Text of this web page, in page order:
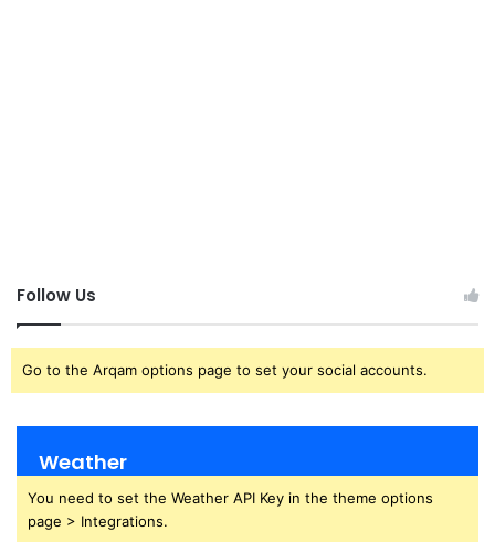
Follow Us
Go to the Arqam options page to set your social accounts.
Weather
You need to set the Weather API Key in the theme options
page > Integrations.